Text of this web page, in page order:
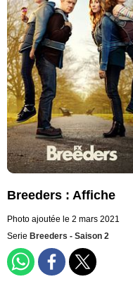
Breeders : Affiche
Photo ajoutée le 2 mars 2021
Serie Breeders - Saison 2